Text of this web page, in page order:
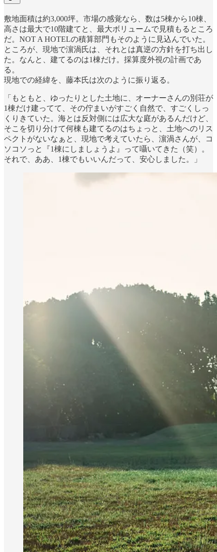
敷地面積は約3,000坪。市場の感覚なら、数は5棟から10棟、
高さは最大で10階建てと、最大ボリュームで見積もるところ
だ。NOT A HOTELの積算部門もそのように見込んでいた。
ところが、現地で濵渦氏は、それとは真逆の方針を打ち出し
た。なんと、建てるのは1棟だけ。採算度外視の計画であ
る。
現地での経緯を、藤本氏は次のように振り返る。
「もともと、ゆったりとした土地に、オーナーさんの別荘が
1棟だけ建ってて、その佇まいがすごく自然で、すごくしっ
くりきていた。海とは反対側には広大な庭があるんだけど、
そこを切り分けて何棟も建てるのはちょっと、土地へのリス
ペクトがないなぁと、現地で考えていたら、濵渦さんが、コ
ソコソっと『1棟にしましょうよ』って囁いてきた（笑）。
それで、ああ、1棟でもいいんだって、安心しました。」